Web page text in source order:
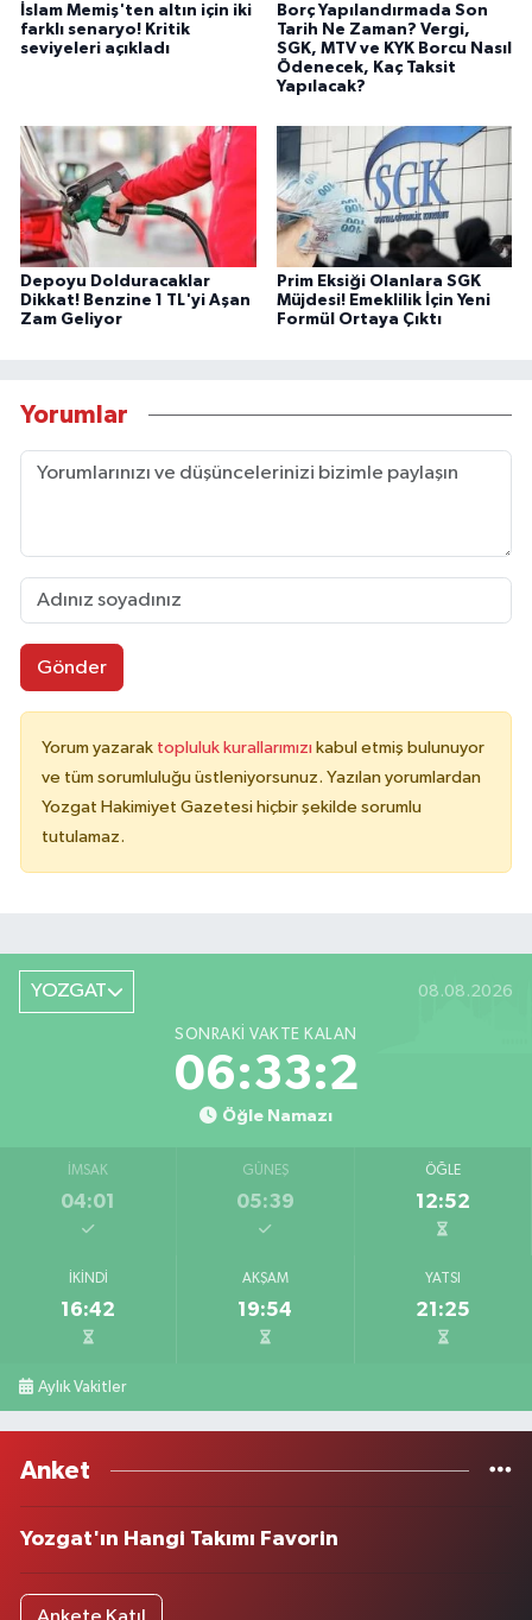
İslam Memiş'ten altın için iki
farklı senaryo! Kritik
seviyeleri açıkladı
Borç Yapılandırmada Son
Tarih Ne Zaman? Vergi,
SGK, MTV ve KYK Borcu Nasıl
Ödenecek, Kaç Taksit
Yapılacak?
Depoyu Dolduracaklar
Dikkat! Benzine 1 TL'yi Aşan
Zam Geliyor
Prim Eksiği Olanlara SGK
Müjdesi! Emeklilik İçin Yeni
Formül Ortaya Çıktı
Yorumlar
Gönder
Yorum yazarak topluluk kurallarımızı kabul etmiş bulunuyor
ve tüm sorumluluğu üstleniyorsunuz. Yazılan yorumlardan
Yozgat Hakimiyet Gazetesi hiçbir şekilde sorumlu
tutulamaz.
YOZGAT 08.08.2026
SONRAKI VAKTE KALAN
06:33:2
Öğle Namazı
İMSAK
04:01
GÜNEŞ
05:39
ÖĞLE
12:52
İKINDI
16:42
AKŞAM
19:54
YATSI
21:25
Aylık Vakitler
Anket
Yozgat'ın Hangi Takımı Favorin